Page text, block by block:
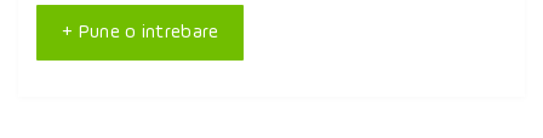
+ Pune o intrebare